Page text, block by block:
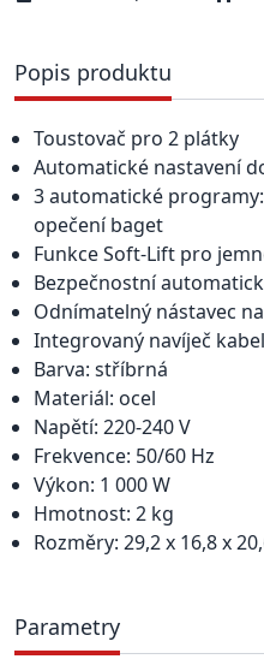
Popis produktu
Toustovač pro 2 plátky
Automatické nastavení
3 automatické
opečení baget
Funkce Soft-Lift pro
Bezpečnostní
Odnímatelný nástavec
Integrovaný navíječ
Barva: stříbrná
Materiál: ocel
Napětí: 220-240 V
Frekvence: 50/60 Hz
Výkon: 1 000 W
Hmotnost: 2 kg
Rozměry: 29,2 x 16,8 x
Parametry